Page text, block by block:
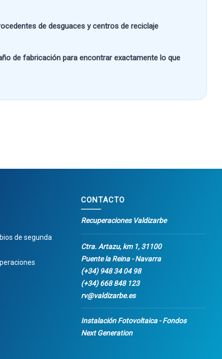
de desguaces y centros de reciclaje
de fabricación para encontrar exactamente lo que
de segunda
CONTACTO
Recuperaciones Valdizarbe
Ctra. Artazu, km 1, 31100
Puente la Reina - Navarra
(+34) 948 34 04 98
(+34) 668 848 123
rv@valdizarbe.es
Instalación Fotovoltaica - Fondos
Next Generation